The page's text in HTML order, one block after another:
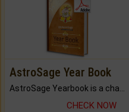
AstroSage Year Book
AstroSage Yearbook is a channel to fulfill your dreams and destiny.
CHECK NOW